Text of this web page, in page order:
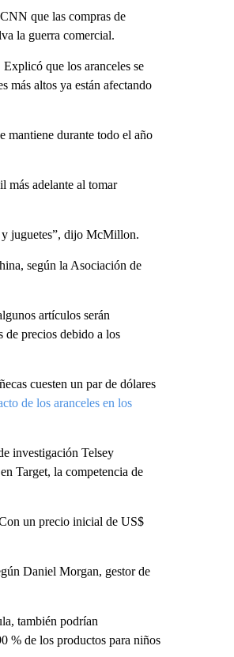
que las compras de
la guerra comercial.
que los aranceles se
más altos ya están afectando
mantiene durante todo el año
más adelante al tomar
y juguetes”, dijo McMillon.
según la Asociación de
artículos serán
de precios debido a los
cuesten un par de dólares
de los aranceles en los
investigación Telsey
Target, la competencia de
un precio inicial de US$
Daniel Morgan, gestor de
también podrían
% de los productos para niños